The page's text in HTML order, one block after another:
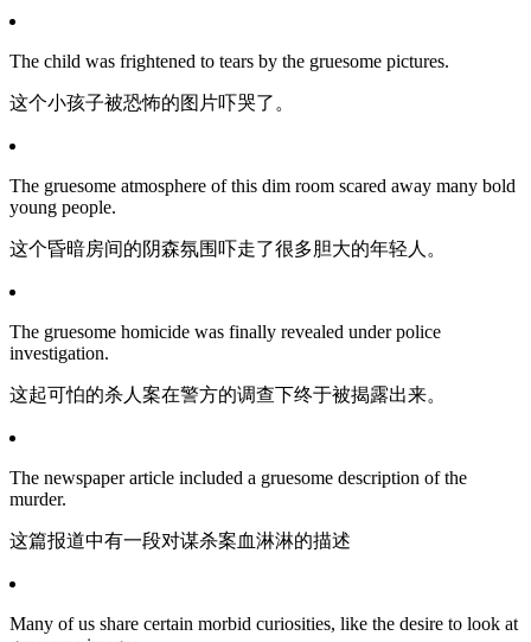
The child was frightened to tears by the gruesome pictures.
这个小孩子被恐怖的图片吓哭了。
The gruesome atmosphere of this dim room scared away many bold
young people.
这个昏暗房间的阴森氛围吓走了很多胆大的年轻人。
The gruesome homicide was finally revealed under police
investigation.
这起可怕的杀人案在警方的调查下终于被揭露出来。
The newspaper article included a gruesome description of the
murder.
这篇报道中有一段对谋杀案血淋淋的描述
Many of us share certain morbid curiosities, like the desire to look at